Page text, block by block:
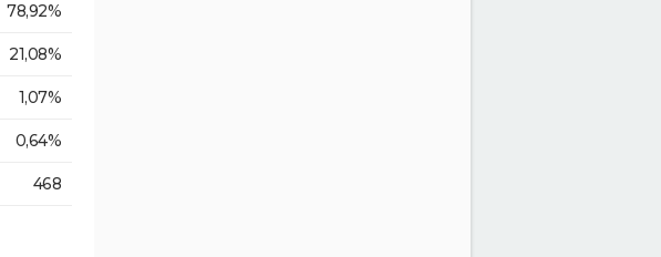
78,92%
21,08%
1,07%
0,64%
468